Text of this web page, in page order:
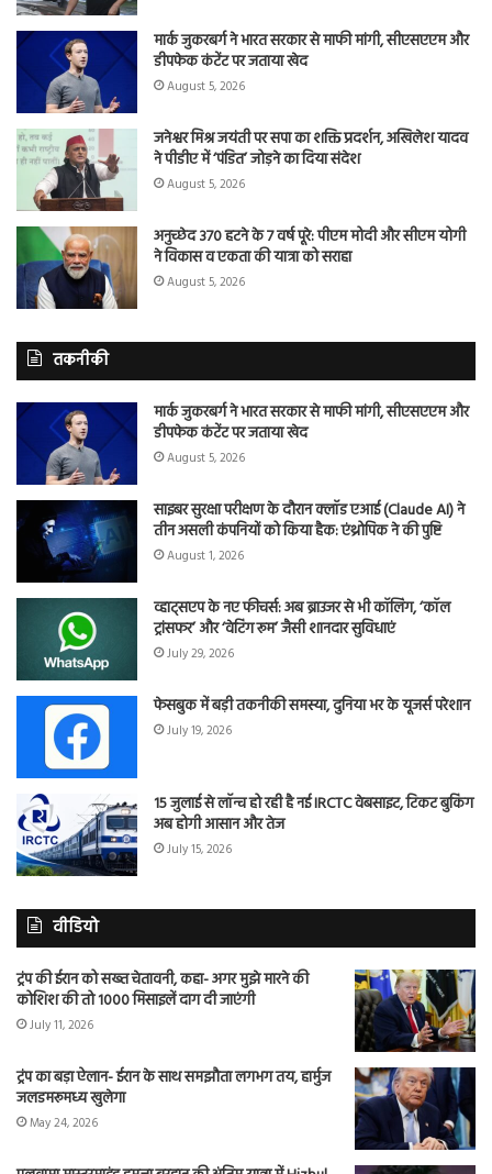
मार्क जुकरबर्ग ने भारत सरकार से माफी मांगी, सीएसएएम और
डीपफेक कंटेंट पर जताया खेद
August 5, 2026
जनेश्वर मिश्र जयंती पर सपा का शक्ति प्रदर्शन, अखिलेश यादव
ने पीडीए में ‘पंडित’ जोड़ने का दिया संदेश
August 5, 2026
अनुच्छेद 370 हटने के 7 वर्ष पूरे: पीएम मोदी और सीएम योगी
ने विकास व एकता की यात्रा को सराहा
August 5, 2026
तकनीकी
मार्क जुकरबर्ग ने भारत सरकार से माफी मांगी, सीएसएएम और
डीपफेक कंटेंट पर जताया खेद
August 5, 2026
साइबर सुरक्षा परीक्षण के दौरान क्लॉड एआई (Claude AI) ने
तीन असली कंपनियों को किया हैक: एंथ्रोपिक ने की पुष्टि
August 1, 2026
व्हाट्सएप के नए फीचर्स: अब ब्राउजर से भी कॉलिंग, ‘कॉल
ट्रांसफर’ और ‘वेटिंग रूम’ जैसी शानदार सुविधाएं
July 29, 2026
फेसबुक में बड़ी तकनीकी समस्या, दुनिया भर के यूजर्स परेशान
July 19, 2026
15 जुलाई से लॉन्च हो रही है नई IRCTC वेबसाइट, टिकट बुकिंग
अब होगी आसान और तेज
July 15, 2026
वीडियो
ट्रंप की ईरान को सख्त चेतावनी, कहा- अगर मुझे मारने की
कोशिश की तो 1000 मिसाइलें दाग दी जाएंगी
July 11, 2026
ट्रंप का बड़ा ऐलान- ईरान के साथ समझौता लगभग तय, हार्मुज
जलडमरूमध्य खुलेगा
May 24, 2026